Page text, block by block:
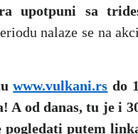
upotpuni sa
nalaze se na
www.vulkani.rs do
A od danas, tu je i
pogledati putem